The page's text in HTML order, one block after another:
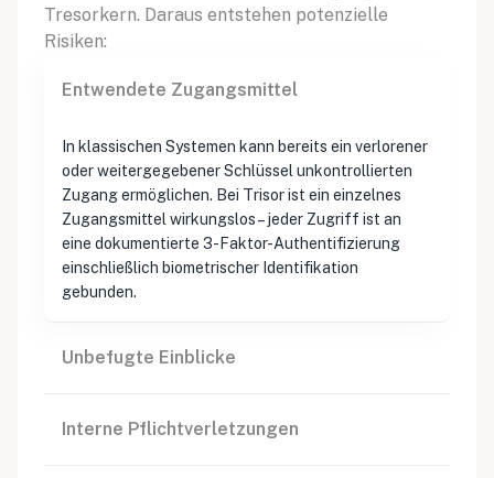
Tresorkern. Daraus entstehen potenzielle
Risiken:
Entwendete Zugangsmittel
In klassischen Systemen kann bereits ein verlorener
oder weitergegebener Schlüssel unkontrollierten
Zugang ermöglichen. Bei Trisor ist ein einzelnes
Zugangsmittel wirkungslos – jeder Zugriff ist an
eine dokumentierte 3-Faktor-Authentifizierung
einschließlich biometrischer Identifikation
gebunden.
Unbefugte Einblicke
Interne Pflichtverletzungen